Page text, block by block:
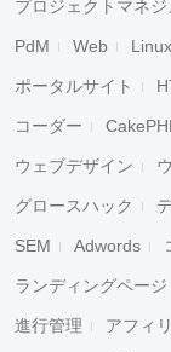
プロジェクトマネジ
PdM Web Linux
ポータルサイト
コーダー
ウェブデザイン
グロースハック
SEM Adwords
ランディングページ
進行管理 アフィ